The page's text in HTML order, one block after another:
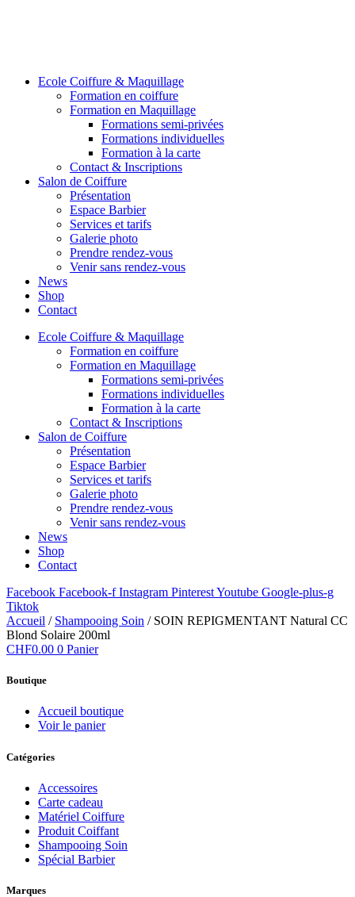
Ecole Coiffure & Maquillage
Formation en coiffure
Formation en Maquillage
Formations semi-privées
Formations individuelles
Formation à la carte
Contact & Inscriptions
Salon de Coiffure
Présentation
Espace Barbier
Services et tarifs
Galerie photo
Prendre rendez-vous
Venir sans rendez-vous
News
Shop
Contact
Ecole Coiffure & Maquillage
Formation en coiffure
Formation en Maquillage
Formations semi-privées
Formations individuelles
Formation à la carte
Contact & Inscriptions
Salon de Coiffure
Présentation
Espace Barbier
Services et tarifs
Galerie photo
Prendre rendez-vous
Venir sans rendez-vous
News
Shop
Contact
Facebook Facebook-f Instagram PinterestYoutube Google-plus-g
Tiktok
Accueil / Shampooing Soin / SOIN REPIGMENTANT Natural CC
Blond Solaire 200ml
CHF0.00 0 Panier
Boutique
Accueil boutique
Voir le panier
Catégories
Accessoires
Carte cadeau
Matériel Coiffure
Produit Coiffant
Shampooing Soin
Spécial Barbier
Marques